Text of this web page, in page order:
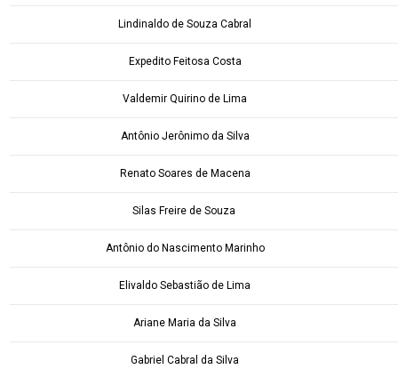
Lindinaldo de Souza Cabral
Expedito Feitosa Costa
Valdemir Quirino de Lima
Antônio Jerônimo da Silva
Renato Soares de Macena
Silas Freire de Souza
Antônio do Nascimento Marinho
Elivaldo Sebastião de Lima
Ariane Maria da Silva
Gabriel Cabral da Silva